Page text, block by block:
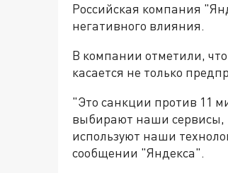
Российская компания
негативного влияния.
В компании отметили,
касается не только
"Это санкции против 11
выбирают наши сервисы,
используют наши
сообщении "Яндекса".